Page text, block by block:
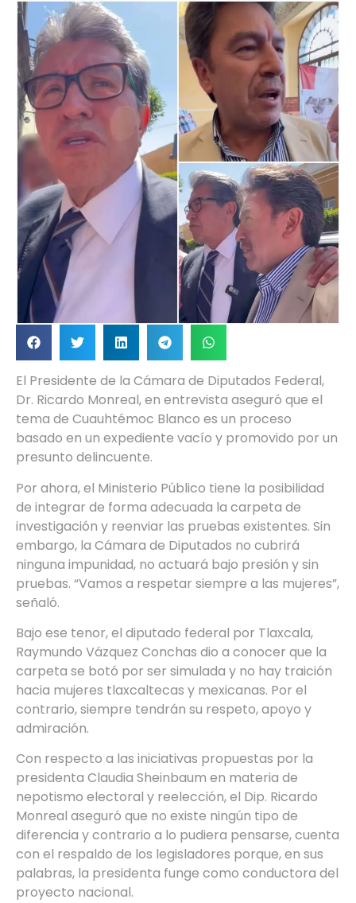
El Presidente de la Cámara de Diputados Federal,
Dr. Ricardo Monreal, en entrevista aseguró que el
tema de Cuauhtémoc Blanco es un proceso
basado en un expediente vacío y promovido por un
presunto delincuente.
Por ahora, el Ministerio Público tiene la posibilidad
de integrar de forma adecuada la carpeta de
investigación y reenviar las pruebas existentes. Sin
embargo, la Cámara de Diputados no cubrirá
ninguna impunidad, no actuará bajo presión y sin
pruebas. “Vamos a respetar siempre a las mujeres”,
señaló.
Bajo ese tenor, el diputado federal por Tlaxcala,
Raymundo Vázquez Conchas dio a conocer que la
carpeta se botó por ser simulada y no hay traición
hacia mujeres tlaxcaltecas y mexicanas. Por el
contrario, siempre tendrán su respeto, apoyo y
admiración.
Con respecto a las iniciativas propuestas por la
presidenta Claudia Sheinbaum en materia de
nepotismo electoral y reelección, el Dip. Ricardo
Monreal aseguró que no existe ningún tipo de
diferencia y contrario a lo pudiera pensarse, cuenta
con el respaldo de los legisladores porque, en sus
palabras, la presidenta funge como conductora del
proyecto nacional.